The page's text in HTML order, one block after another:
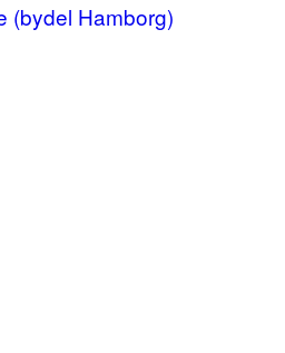
(bydel Hamborg)